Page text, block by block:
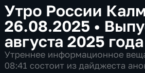
Утро России
26.08.2025 •
августа 2025 года
Утреннее информационное
08:41 состоит из дайджеста